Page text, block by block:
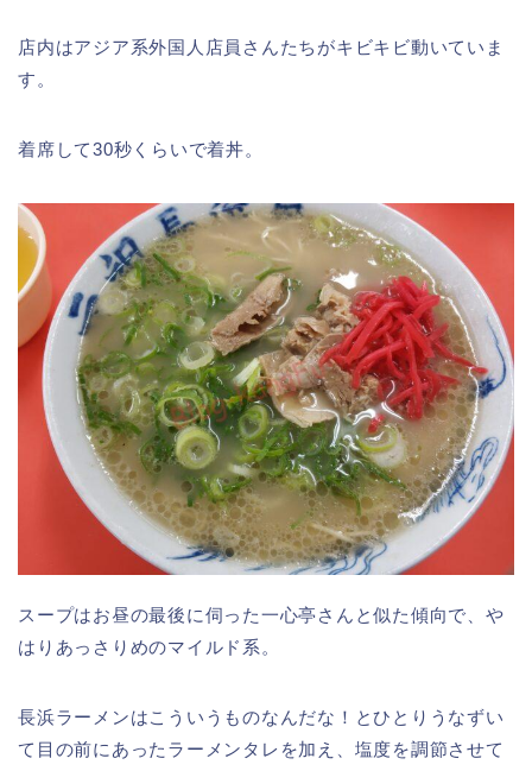
店内はアジア系外国人店員さんたちがキビキビ動いていま
す。
着席して30秒くらいで着丼。
スープはお昼の最後に伺った一心亭さんと似た傾向で、や
はりあっさりめのマイルド系。
長浜ラーメンはこういうものなんだな！とひとりうなずい
て目の前にあったラーメンタレを加え、塩度を調節させて